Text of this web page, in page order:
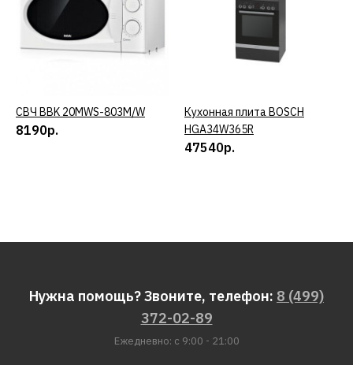
КУПИТЬ
СВЧ BBK 20MWS-803M/W
8190р.
КУПИТЬ
Кухонная плита BOSCH
HGA34W365R
47540р.
Нужна помощь? Звоните, телефон: 8 (499)
372-02-89
Ежедневно: с 9:00 - 21:00